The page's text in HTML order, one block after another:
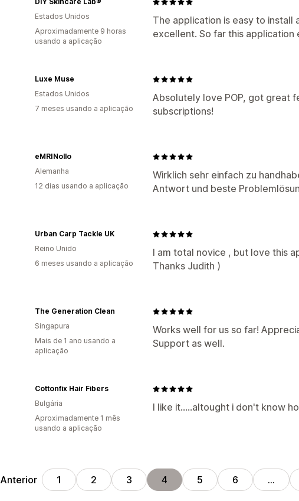
The application is easy to install
excellent. So far this
Estados Unidos
Aproximadamente 9 horas
usando a aplicação
Absolutely love POP, got great
subscriptions!
Luxe Muse
Estados Unidos
7 meses usando a aplicação
Wirklich sehr einfach zu
Antwort und beste
eMRINollo
Alemanha
12 dias usando a aplicação
I am total novice , but love this
Thanks Judith )
Urban Carp Tackle UK
Reino Unido
6 meses usando a aplicação
Works well for us so far!
Support as well.
The Generation Clean
Singapura
Mais de 1 ano usando a
aplicação
I like it.....altought i don't know
Cottonfix Hair Fibers
Bulgária
Aproximadamente 1 mês
usando a aplicação
Anterior 1 2 3 4 5 6 …